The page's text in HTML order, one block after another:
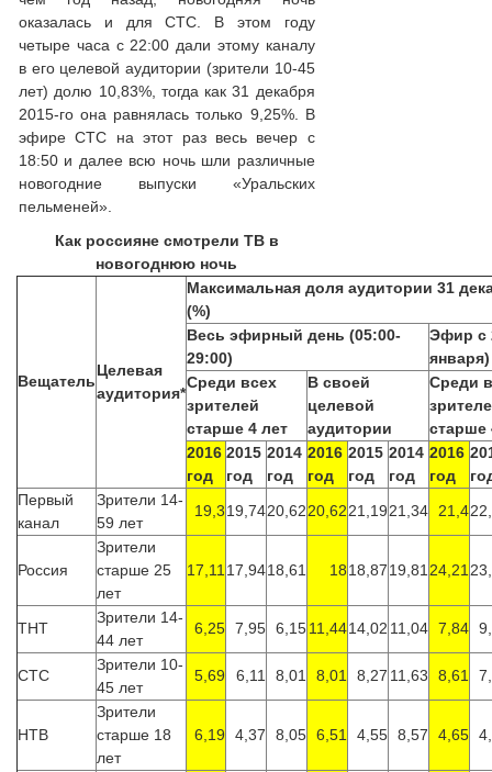
оказалась и для СТС. В этом году
четыре часа с 22:00 дали этому каналу
в его целевой аудитории (зрители 10-45
лет) долю 10,83%, тогда как 31 декабря
2015-го она равнялась только 9,25%. В
эфире СТС на этот раз весь вечер с
18:50 и далее всю ночь шли различные
новогодние выпуски «Уральских
пельменей».
Как россияне смотрели ТВ в
новогоднюю ночь
Вещатель
Целевая
аудитория*
Максимальная доля аудитории 31
(%)
Весь эфирный день (05:00-
29:00)
Эфир с
января)
Среди всех
зрителей
старше 4 лет
В своей
целевой
аудитории
Среди
старше
2016
год
2015
год
2014
год
2016
год
2015
год
2014
год
2016
год
Первый
канал
Зрители 14-
59 лет
19,319,7420,6220,6221,1921,34 21,4
Россия
Зрители
старше 25
лет
17,11 17,9418,61 1818,8719,81 24,21
ТНТ
Зрители 14-
44 лет
6,25 7,95 6,1511,4414,02 11,04 7,84
СТС
Зрители 10-
45 лет
5,69 6,11 8,01 8,01 8,27 11,63 8,61
НТВ
Зрители
старше 18
лет
6,19 4,37 8,05 6,51 4,55 8,57 4,65